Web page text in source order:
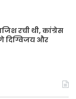
रची थी, कांग्रेस
दिग्विजय और